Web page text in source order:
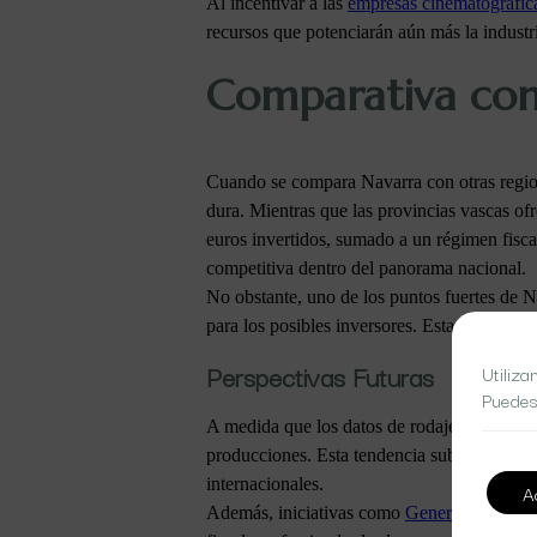
recursos que potenciarán aún más la
Comparativa
Cuando se compara Navarra con otras
dura. Mientras que las provincias vascas
euros invertidos, sumado a un régimen
competitiva dentro del panorama nacional.
No obstante, uno de los puntos fuertes de
para los posibles inversores. Esta
Perspectivas Futuras
A medida que los datos de rodajes en
producciones. Esta tendencia subraya el
internacionales.
Además, iniciativas como Generazinemay